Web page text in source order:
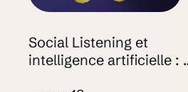
Social Listening et
intelligence artificielle :